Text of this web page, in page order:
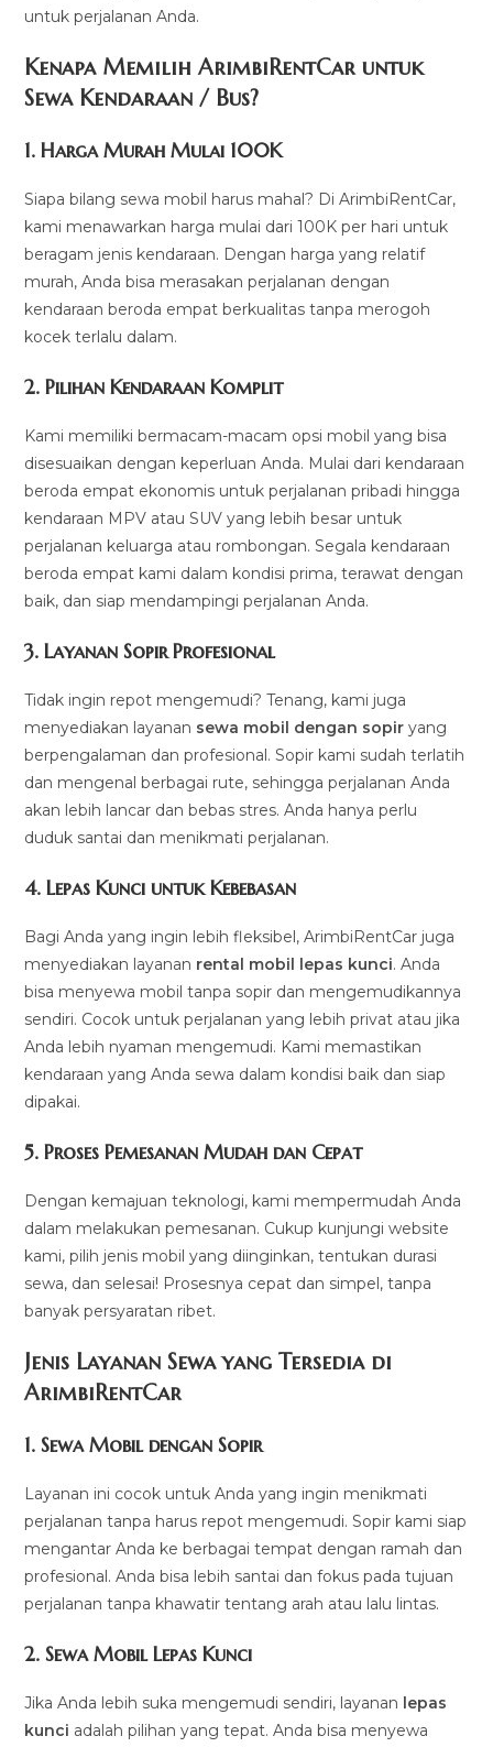
untuk perjalanan Anda.
Kenapa Memilih ArimbiRentCar untuk
Sewa Kendaraan / Bus?
1.Harga Murah Mulai 100K
Siapa bilang sewa mobil harus mahal? Di ArimbiRentCar,
kami menawarkan harga mulai dari 100K per hari untuk
beragam jenis kendaraan. Dengan harga yang relatif
murah, Anda bisa merasakan perjalanan dengan
kendaraan beroda empat berkualitas tanpa merogoh
kocek terlalu dalam.
2. Pilihan Kendaraan Komplit
Kami memiliki bermacam-macam opsi mobil yang bisa
disesuaikan dengan keperluan Anda. Mulai dari kendaraan
beroda empat ekonomis untuk perjalanan pribadi hingga
kendaraan MPV atau SUV yang lebih besar untuk
perjalanan keluarga atau rombongan. Segala kendaraan
beroda empat kami dalam kondisi prima, terawat dengan
baik, dan siap mendampingi perjalanan Anda.
3.Layanan Sopir Profesional
Tidak ingin repot mengemudi? Tenang, kami juga
menyediakan layanan sewa mobil dengan sopir yang
berpengalaman dan profesional. Sopir kami sudah terlatih
dan mengenal berbagai rute, sehingga perjalanan Anda
akan lebih lancar dan bebas stres. Anda hanya perlu
duduk santai dan menikmati perjalanan.
4.Lepas Kunci untuk Kebebasan
Bagi Anda yang ingin lebih fleksibel, ArimbiRentCar juga
menyediakan layanan rental mobil lepas kunci. Anda
bisa menyewa mobil tanpa sopir dan mengemudikannya
sendiri. Cocok untuk perjalanan yang lebih privat atau jika
Anda lebih nyaman mengemudi. Kami memastikan
kendaraan yang Anda sewa dalam kondisi baik dan siap
dipakai.
5.Proses Pemesanan Mudah dan Cepat
Dengan kemajuan teknologi, kami mempermudah Anda
dalam melakukan pemesanan. Cukup kunjungi website
kami, pilih jenis mobil yang diinginkan, tentukan durasi
sewa, dan selesai! Prosesnya cepat dan simpel, tanpa
banyak persyaratan ribet.
Jenis Layanan Sewa yang Tersedia di
ArimbiRentCar
1.Sewa Mobil dengan Sopir
Layanan ini cocok untuk Anda yang ingin menikmati
perjalanan tanpa harus repot mengemudi. Sopir kami siap
mengantar Anda ke berbagai tempat dengan ramah dan
profesional. Anda bisa lebih santai dan fokus pada tujuan
perjalanan tanpa khawatir tentang arah atau lalu lintas.
2.Sewa Mobil Lepas Kunci
Jika Anda lebih suka mengemudi sendiri, layanan lepas
kunci adalah pilihan yang tepat. Anda bisa menyewa